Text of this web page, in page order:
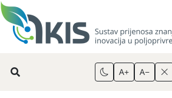
A+ A−